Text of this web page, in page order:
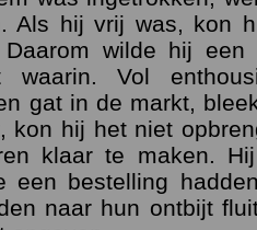
Als hij vrij was, kon
wilde hij een
Vol
gat in de markt,
kon hij het niet
klaar te maken.
een bestelling
naar hun ontbijt